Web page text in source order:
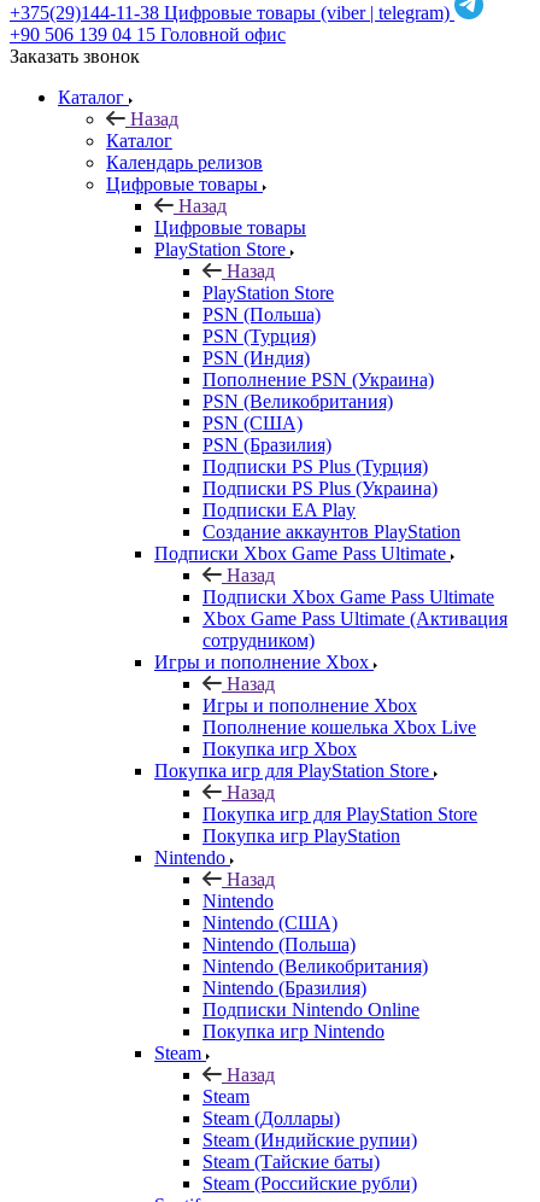
+375(29)144-11-38 Цифровые товары (viber | telegram)
+90 506 139 04 15 Головной офис
Заказать звонок
Каталог
Назад
Каталог
Календарь релизов
Цифровые товары
Назад
Цифровые товары
PlayStation Store
Назад
PlayStation Store
PSN (Польша)
PSN (Турция)
PSN (Индия)
Пополнение PSN (Украина)
PSN (Великобритания)
PSN (США)
PSN (Бразилия)
Подписки PS Plus (Турция)
Подписки PS Plus (Украина)
Подписки EA Play
Создание аккаунтов PlayStation
Подписки Xbox Game Pass Ultimate
Назад
Подписки Xbox Game Pass Ultimate
Xbox Game Pass Ultimate (Активация
сотрудником)
Игры и пополнение Xbox
Назад
Игры и пополнение Xbox
Пополнение кошелька Xbox Live
Покупка игр Xbox
Покупка игр для PlayStation Store
Назад
Покупка игр для PlayStation Store
Покупка игр PlayStation
Nintendo
Назад
Nintendo
Nintendo (США)
Nintendo (Польша)
Nintendo (Великобритания)
Nintendo (Бразилия)
Подписки Nintendo Online
Покупка игр Nintendo
Steam
Назад
Steam
Steam (Доллары)
Steam (Индийские рупии)
Steam (Тайские баты)
Steam (Российские рубли)